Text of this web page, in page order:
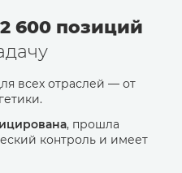
600 позиций
всех отраслей — от
, прошла
контроль и имеет